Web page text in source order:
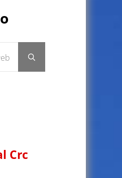
Submit search
Crc